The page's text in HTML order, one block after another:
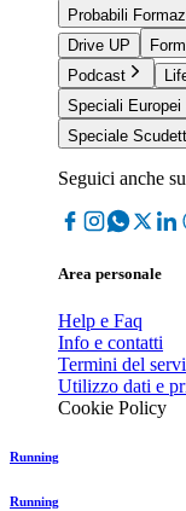
Probabili
Drive UP
Podcast
Speciali Europei
Speciale
Seguici anche su
Area personale
Help e Faq
Info e contatti
Termini del
Utilizzo dati e
Cookie Policy
Running
Running